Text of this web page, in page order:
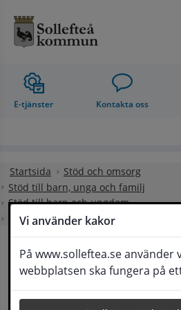
Vi använder kakor
På www.solleftea.se använder
webbplatsen ska fungera på
E-tjänster Kontakta oss
Startsida
Stöd och omsorg
Stöd till barn, unga och familj
Stöd till barn och ungdom
Medling vid ungdomsbrott
Medling vid
ungdomsbrott